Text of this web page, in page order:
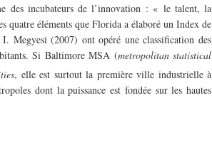
des incubateurs de l’innovation : « le talent, la
quatre éléments que Florida a élaboré un Index de
Megyesi (2007) ont opéré une classification des
Si Baltimore MSA (metropolitan statistical
, elle est surtout la première ville industrielle à
dont la puissance est fondée sur les hautes